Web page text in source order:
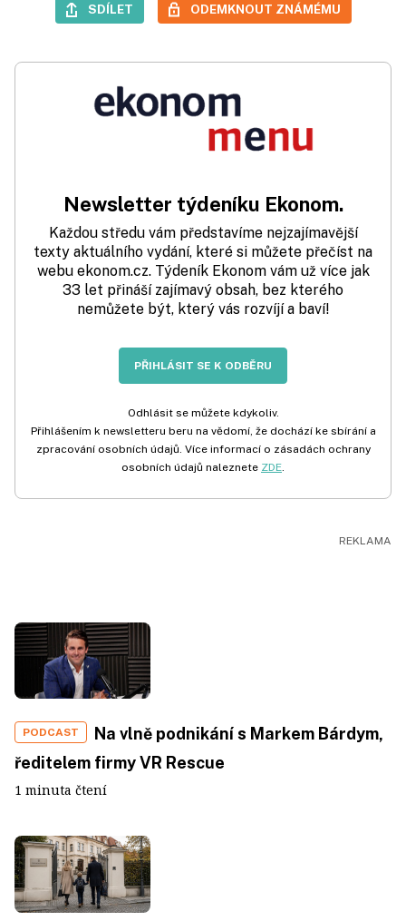
SDÍLET ODEMKNOUT ZNÁMÉMU
Newsletter týdeníku Ekonom.
Každou středu vám představíme nejzajímavější
texty aktuálního vydání, které si můžete přečíst na
webu ekonom.cz. Týdeník Ekonom vám už více jak
33 let přináší zajímavý obsah, bez kterého
nemůžete být, který vás rozvíjí a baví!
PŘIHLÁSIT SE K ODBĚRU
Odhlásit se můžete kdykoliv.
Přihlášením k newsletteru beru na vědomí, že dochází ke sbírání a
zpracování osobních údajů. Více informací o zásadách ochrany
osobních údajů naleznete ZDE.
PODCAST
Na vlně podnikání s Markem Bárdym,
ředitelem firmy VR Rescue
1 minuta čtení